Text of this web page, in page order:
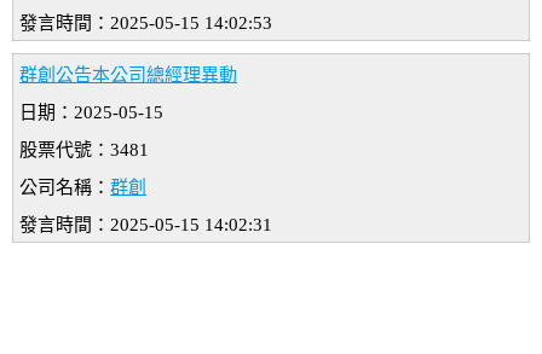
發言時間：2025-05-15 14:02:53
群創公告本公司總經理異動
日期：2025-05-15
股票代號：3481
公司名稱： 群創
發言時間：2025-05-15 14:02:31